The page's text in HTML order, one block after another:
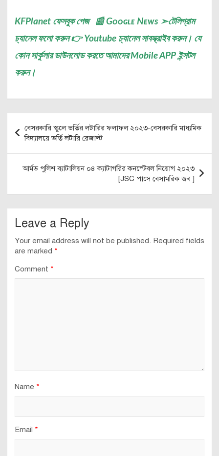
KFPlanet ফেসবুক পেজ📰Gᴏᴏɢʟᴇ Nᴇᴡs ➣টেলিগ্রাম
চ্যানেলফলো করুন 👉Youtube চ্যানেল সাবস্ক্রাইব করুন। যে
কোন সার্কুলার ডাউনলোড করতে আমাদেরMobile APPইন্সটল
করুন।
navigation
বেসরকারি স্কুলে ভর্তির লটারির ফলাফল ২০২৩-বেসরকারি মাধ্যমিক
বিদ্যালয়ে ভর্তি লটারি রেজাল্ট
আর্মড পুলিশ ব্যাটালিয়ন ০৪ ক্যাটাগরির কনস্টেবল নিয়োগ ২০২৩
[JSC পাসে বেসামরিক জব ]
Leave a Reply
Your email address will not be published. Required fields
are marked *
Comment *
Name *
Email *